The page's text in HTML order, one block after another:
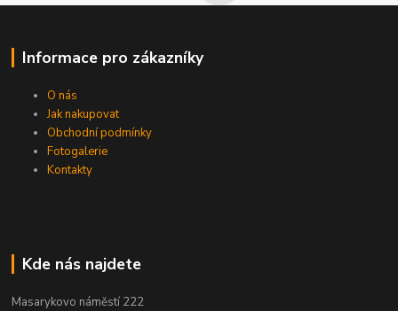
Informace pro zákazníky
O nás
Jak nakupovat
Obchodní podmínky
Fotogalerie
Kontakty
Kde nás najdete
Masarykovo náměstí 222